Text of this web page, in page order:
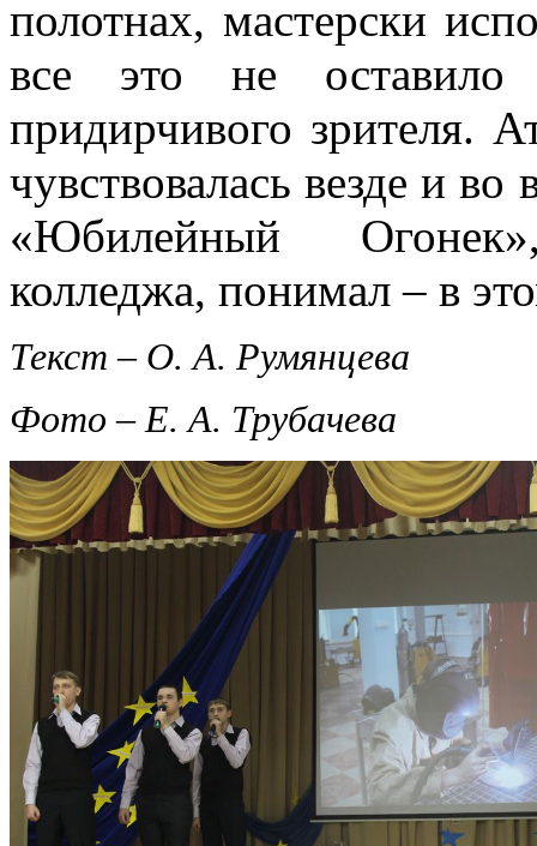
полотнах, мастерски
все это не оставило
придирчивого зрителя.
чувствовалась везде и
«Юбилейный
колледжа, понимал – в
Текст – О. А. Румянцева
Фото – Е. А. Трубачева